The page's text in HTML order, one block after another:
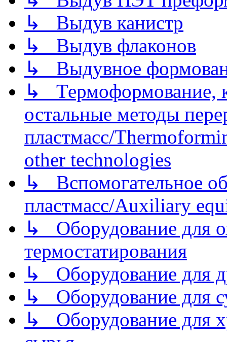
↳ Выдув канистр
↳ Выдув флаконов
↳ Выдувное
↳ Термоформование,
остальные методы
пластмасс/
other technologies
↳ Вспомогательное
пластмасс/Auxiliary
↳ Оборудование для
термостатирования
↳ Оборудование для
↳ Оборудование для
↳ Оборудование для